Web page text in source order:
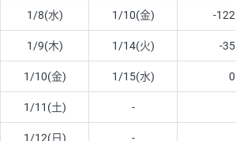
1/8(水) 1/10(金) -122
1/9(木) 1/14(火) -35
1/10(金) 1/15(水) 0
1/11(土) -
1/12(日) -